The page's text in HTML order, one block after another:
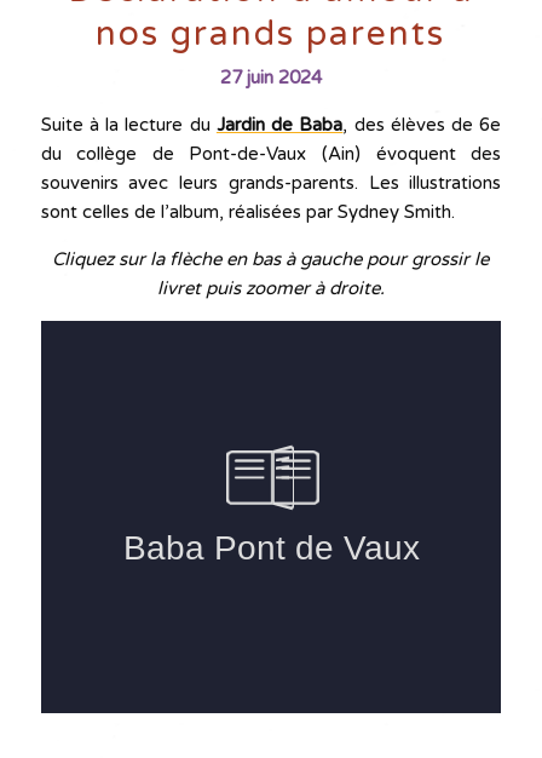
nos grands parents
27 juin 2024
Suite à la lecture du Jardin de Baba, des élèves de 6e
du collège de Pont-de-Vaux (Ain) évoquent des
souvenirs avec leurs grands-parents. Les illustrations
sont celles de l’album, réalisées par Sydney Smith.
Cliquez sur la flèche en bas à gauche pour grossir le
livret puis zoomer à droite.